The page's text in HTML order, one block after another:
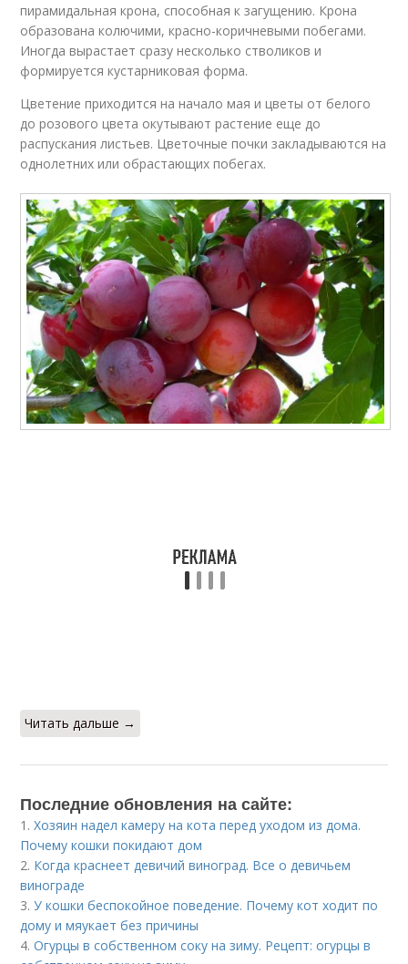
пирамидальная крона, способная к загущению. Крона
образована колючими, красно-коричневыми побегами.
Иногда вырастает сразу несколько стволиков и
формируется кустарниковая форма.
Цветение приходится на начало мая и цветы от белого
до розового цвета окутывают растение еще до
распускания листьев. Цветочные почки закладываются на
однолетних или обрастающих побегах.
Читать дальше →
Последние обновления на сайте:
1.Хозяин надел камеру на кота перед уходом из дома.
Почему кошки покидают дом
2. Когда краснеет девичий виноград. Все о девичьем
винограде
3.У кошки беспокойное поведение. Почему кот ходит по
дому и мяукает без причины
4.Огурцы в собственном соку на зиму. Рецепт: огурцы в